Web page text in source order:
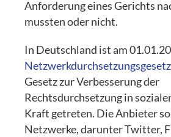
Anforderung eines Gerichts
mussten oder nicht.
In Deutschland ist am
Netzwerkdurchsetzungsgesetz
Gesetz zur Verbesserung der
Rechtsdurchsetzung in
Kraft getreten. Die Anbieter
Netzwerke, darunter Twitter,